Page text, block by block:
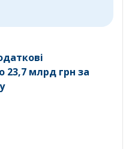
23,7 млрд грн за